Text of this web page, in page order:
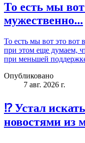
То есть мы вот
мужественно...
То есть мы вот это вот
при этом еще думаем,
при меньшей
Опубликовано
7 авг. 2026 г.
⁉️ Устал
новостями из